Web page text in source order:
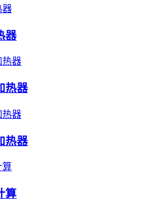
器
热器
热器
算